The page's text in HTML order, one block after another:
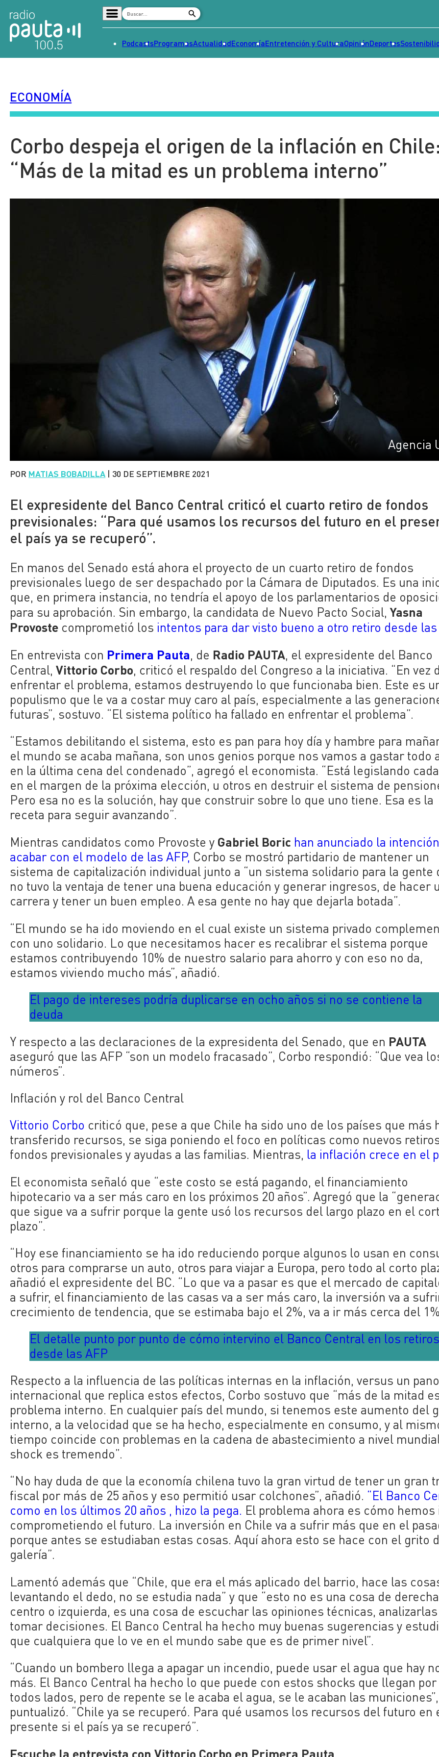
Señal 2
Tendencias
Dato en Pauta
Contenido Patrocinado
PodcastsProgramasActualidadEconomíaEntretención y CulturaOpiniónDeportes
ECONOMÍA
Corbo despeja el origen de la inflación en Chile:
“Más de la mitad es un problema interno”
Agencia
POR MATIAS BOBADILLA | 30 DE SEPTIEMBRE 2021
El expresidente del Banco Central criticó el cuarto retiro de fondos
previsionales: “Para qué usamos los recursos del futuro en el
el país ya se recuperó”.
En manos del Senado está ahora el proyecto de un cuarto retiro de fondos
previsionales luego de ser despachado por la Cámara de Diputados. Es una
que, en primera instancia, no tendría el apoyo de los parlamentarios de
para su aprobación. Sin embargo, la candidata de Nuevo Pacto Social,Yasna
Provoste comprometió los intentos para dar visto bueno a otro retiro desde las
En entrevista con Primera Pauta, de Radio PAUTA, el expresidente del Banco
Central,Vittorio Corbo, criticó el respaldo del Congreso a la iniciativa. “En vez
enfrentar el problema, estamos destruyendo lo que funcionaba bien. Este es
populismo que le va a costar muy caro al país, especialmente a las
futuras”, sostuvo. “El sistema político ha fallado en enfrentar el problema”.
“Estamos debilitando el sistema, esto es pan para hoy día y hambre para
el mundo se acaba mañana, son unos genios porque nos vamos a gastar todo
en la última cena del condenado”, agregó el economista. “Está legislando
en el margen de la próxima elección, u otros en destruir el sistema de
Pero esa no es la solución, hay que construir sobre lo que uno tiene. Esa es la
receta para seguir avanzando”.
Mientras candidatos como Provoste y Gabriel Boric han anunciado la
acabar con el modelo de las AFP, Corbo se mostró partidario de mantener un
sistema de capitalización individual junto a “un sistema solidario para la gente
no tuvo la ventaja de tener una buena educación y generar ingresos, de hacer
carrera y tener un buen empleo. A esa gente no hay que dejarla botada”.
“El mundo se ha ido moviendo en el cual existe un sistema privado
con uno solidario. Lo que necesitamos hacer es recalibrar el sistema porque
estamos contribuyendo 10% de nuestro salario para ahorro y con eso no da,
estamos viviendo mucho más”, añadió.
El pago de intereses podría duplicarse en ocho años si no se contiene la
deuda
Y respecto a las declaraciones de la expresidenta del Senado, que en PAUTA
aseguró que las AFP “son un modelo fracasado”, Corbo respondió: “Que vea
números”.
Inflación y rol del Banco Central
Vittorio Corbo criticó que, pese a que Chile ha sido uno de los países que más
transferido recursos, se siga poniendo el foco en políticas como nuevos
fondos previsionales y ayudas a las familias. Mientras, la inflación crece en el
El economista señaló que “este costo se está pagando, el financiamiento
hipotecario va a ser más caro en los próximos 20 años”. Agregó que la
que sigue va a sufrir porque la gente usó los recursos del largo plazo en el
plazo”.
“Hoy ese financiamiento se ha ido reduciendo porque algunos lo usan en
otros para comprarse un auto, otros para viajar a Europa, pero todo al corto
añadió el expresidente del BC. “Lo que va a pasar es que el mercado de
a sufrir, el financiamiento de las casas va a ser más caro, la inversión va a
crecimiento de tendencia, que se estimaba bajo el 2%, va a ir más cerca del
El detalle punto por punto de cómo intervino el Banco Central en los retiros
desde las AFP
Respecto a la influencia de las políticas internas en la inflación, versus un
internacional que replica estos efectos, Corbo sostuvo que “más de la mitad
problema interno. En cualquier país del mundo, si tenemos este aumento del
interno, a la velocidad que se ha hecho, especialmente en consumo, y al
tiempo coincide con problemas en la cadena de abastecimiento a nivel
shock es tremendo”.
“No hay duda de que la economía chilena tuvo la gran virtud de tener un gran
fiscal por más de 25 años y eso permitió usar colchones”, añadió. “El Banco
como en los últimos 20 años , hizo la pega. El problema ahora es cómo hemos
comprometiendo el futuro. La inversión en Chile va a sufrir más que en el
porque antes se estudiaban estas cosas. Aquí ahora esto se hace con el grito
galería”.
Lamentó además que “Chile, que era el más aplicado del barrio, hace las
levantando el dedo, no se estudia nada” y que “esto no es una cosa de
centro o izquierda, es una cosa de escuchar las opiniones técnicas,
tomar decisiones. El Banco Central ha hecho muy buenas sugerencias y
que cualquiera que lo ve en el mundo sabe que es de primer nivel”.
“Cuando un bombero llega a apagar un incendio, puede usar el agua que hay
más. El Banco Central ha hecho lo que puede con estos shocks que llegan por
todos lados, pero de repente se le acaba el agua, se le acaban las municiones”,
puntualizó. “Chile ya se recuperó. Para qué usamos los recursos del futuro en
presente si el país ya se recuperó”.
Escuche la entrevista con Vittorio Corbo en Primera Pauta